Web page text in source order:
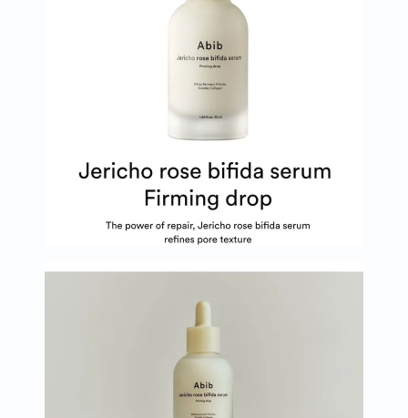
البروستاتا
الفيتامينات
مالتي
فيتامين
فيتامين
أ
فيتامين
ب
فيتامين
ج
فيتامين
هـ
المعادن
المغنيسيوم
الحديد